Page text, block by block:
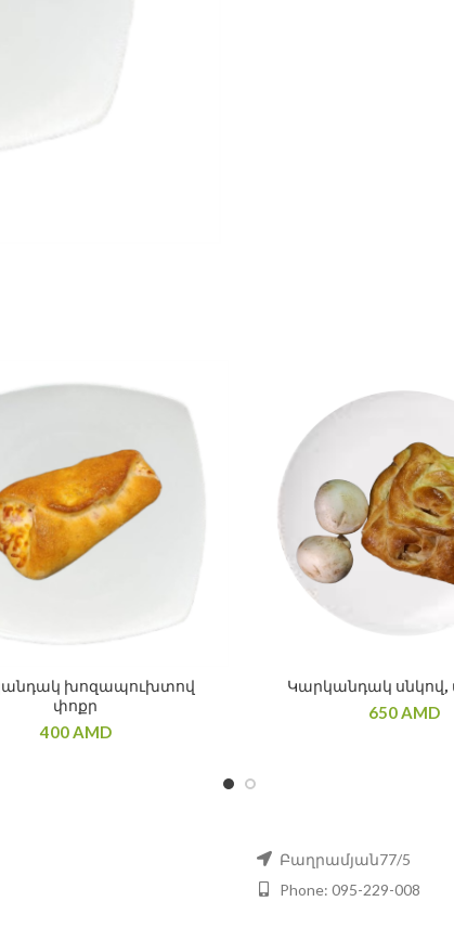
խոզապուխտով
փոքր
400AMD
Կարկանդակ
650AMD
Բաղրամյան77/5
Phone: 095-229-008